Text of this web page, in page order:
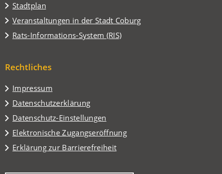
Stadtplan
(Öffnet
in
einem
neuen
Veranstaltungen in der Stadt Coburg
(Öffnet
in
einem
Tab)
Rats-Informations-System (RIS)
(Öffnet
neuen
Rechtliches
Impressum
Datenschutzerklärung
Datenschutz-Einstellungen
Elektronische Zugangseröffnung
Erklärung zur Barrierefreiheit